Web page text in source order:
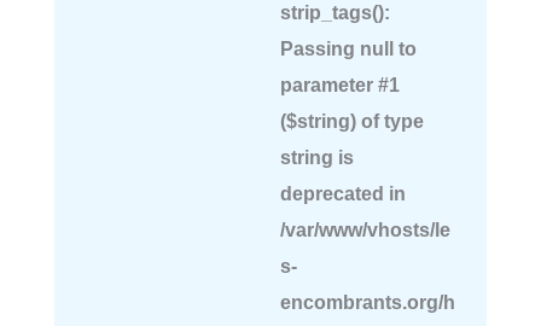
strip_tags():
Passing null to
parameter #1
($string) of type
string is
deprecated in
/var/www/vhosts/le
s-
encombrants.org/h